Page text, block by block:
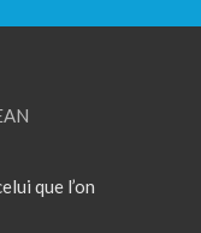
que l’on